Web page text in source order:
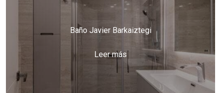
Baño Javier Barkaiztegi
Leer más